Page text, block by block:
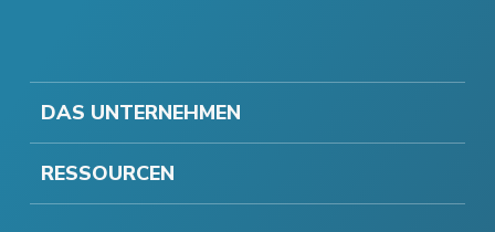
DAS UNTERNEHMEN
RESSOURCEN